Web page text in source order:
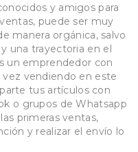
y amigos para
puede ser muy
manera orgánica, salvo
una trayectoria en el
un emprendedor con
vendiendo en este
tus artículos con
o grupos de Whatsapp
primeras ventas,
y realizar el envío lo